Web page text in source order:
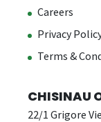
Careers
Privacy
Terms &
CHISINAU
22/1 Grigore